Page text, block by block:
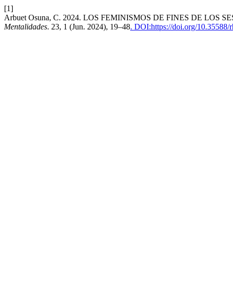
[1]
Arbuet Osuna, C. 2024. LOS FEMINISMOS DE FINES DE LOS
Mentalidades. 23, 1 (Jun. 2024), 19–48. DOI:https://doi.org/10.35588/